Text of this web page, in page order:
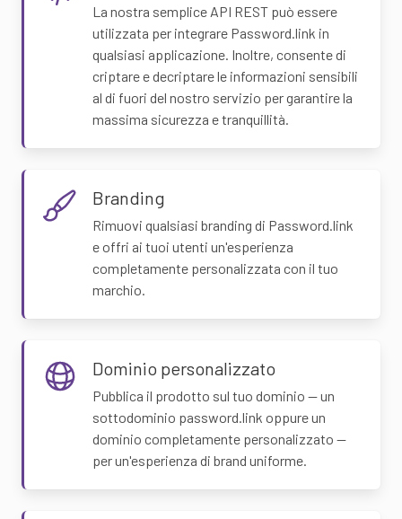
La nostra semplice API REST può essere
utilizzata per integrare Password.link in
qualsiasi applicazione. Inoltre, consente di
criptare e decriptare le informazioni sensibili
al di fuori del nostro servizio per garantire la
massima sicurezza e tranquillità.
Branding
Rimuovi qualsiasi branding di Password.link
e offri ai tuoi utenti un'esperienza
completamente personalizzata con il tuo
marchio.
Dominio personalizzato
Pubblica il prodotto sul tuo dominio — un
sottodominio password.link oppure un
dominio completamente personalizzato —
per un'esperienza di brand uniforme.